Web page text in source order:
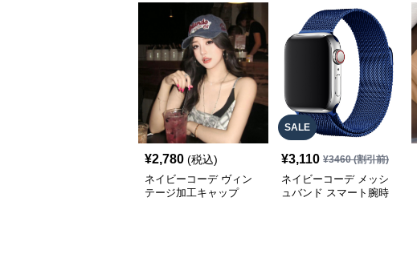
¥2,780 (税込)
ネイビーコーデ ヴィン
テージ加工キャップ
SALE
¥3,110 ¥3460(割引前)
ネイビーコーデ メッシ
ュバンド スマート腕時